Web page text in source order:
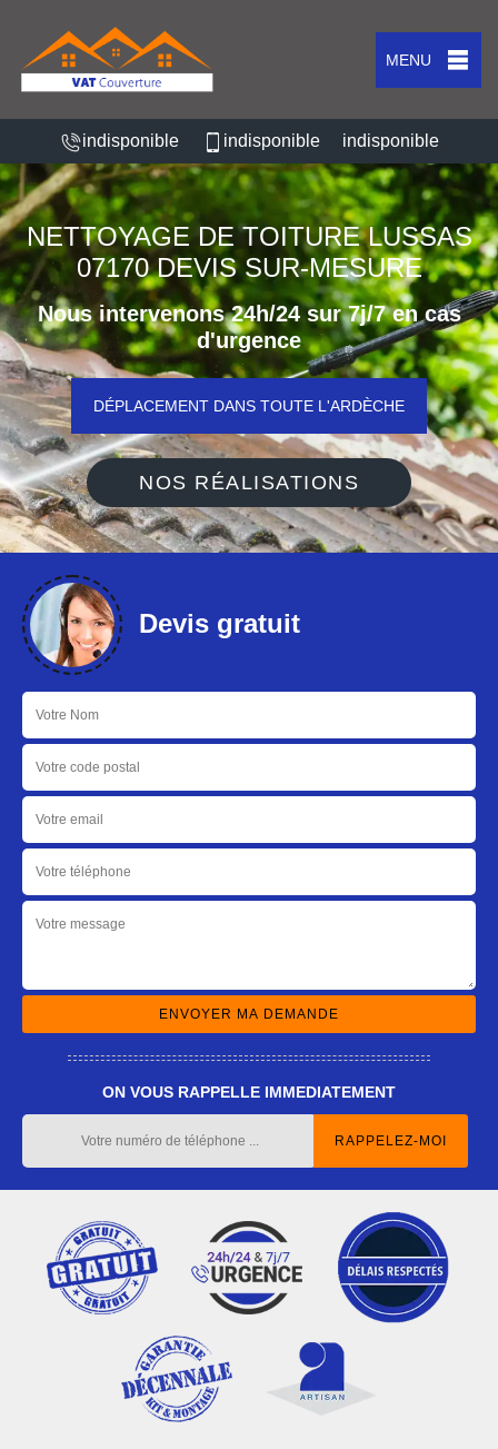
MENU
indisponible indisponible indisponible
NETTOYAGE DE TOITURE LUSSAS
07170 DEVIS SUR-MESURE
Nous intervenons 24h/24 sur 7j/7 en cas
d'urgence
DÉPLACEMENT DANS TOUTE L'ARDÈCHE
NOS RÉALISATIONS
Devis gratuit
ON VOUS RAPPELLE IMMEDIATEMENT